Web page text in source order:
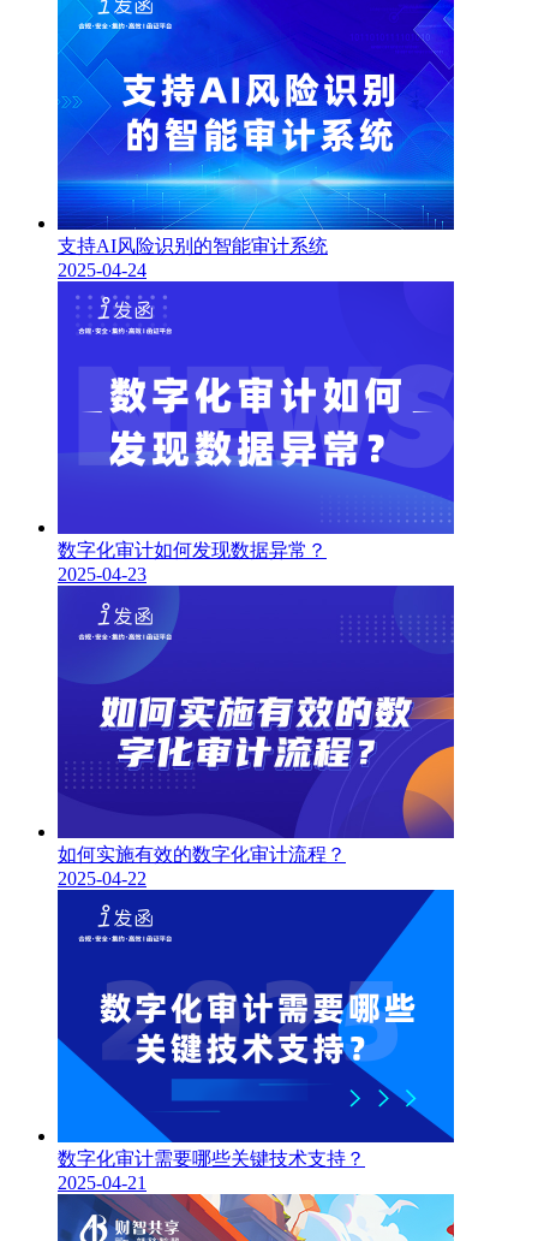
支持AI风险识别的智能审计系统
2025-04-24
数字化审计如何发现数据异常？
2025-04-23
如何实施有效的数字化审计流程？
2025-04-22
数字化审计需要哪些关键技术支持？
2025-04-21